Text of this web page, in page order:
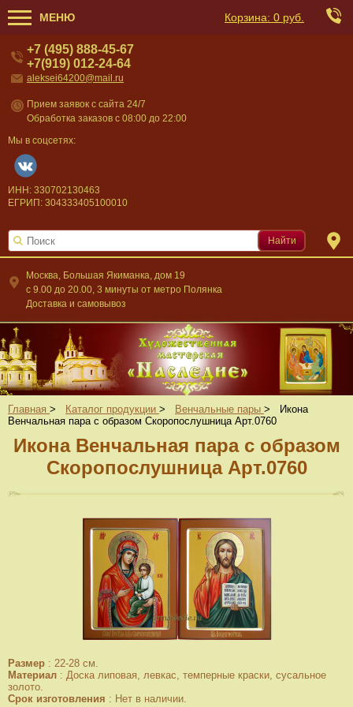
МЕНЮ Корзина: 0 руб.
Москва, Большая Якиманка, дом 19
c 9.00 до 20.00, 3 минуты от метро Полянка
Доставка и самовывоз
+7 (495) 888-45-67
+7(919) 012-24-64
aleksei64200@mail.ru
Прием заявок с сайта 24/7
Обработка заказов с 08:00 до 22:00
Мы в соцсетях:
ИНН: 330702130463
ЕГРИП: 304333405100010
Найти
Главная > Каталог продукции > Венчальные пары >
Икона
Венчальная пара с образом Скоропослушница Арт.0760
Икона Венчальная пара с образом
Скоропослушница Арт.0760
Размер : 22-28 см.
Материал : Доска липовая, левкас, темперные краски, сусальное
золото.
Срок изготовления : Нет в наличии.